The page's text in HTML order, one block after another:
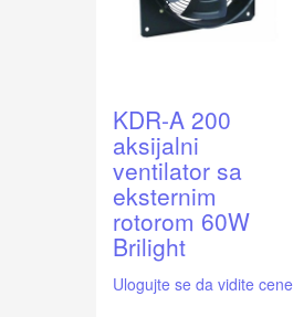
KDR-A 200
aksijalni
ventilator sa
eksternim
rotorom 60W
Brilight
Ulogujte se da vidite cene